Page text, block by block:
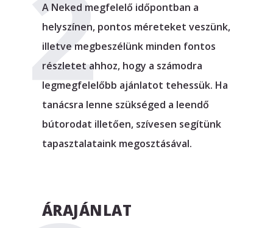
A Neked megfelelő időpontban a
helyszínen, pontos méreteket veszünk,
illetve megbeszélünk minden fontos
részletet ahhoz, hogy a számodra
legmegfelelőbb ajánlatot tehessük. Ha
tanácsra lenne szükséged a leendő
bútorodat illetően, szívesen segítünk
tapasztalataink megosztásával.
ÁRAJÁNLAT